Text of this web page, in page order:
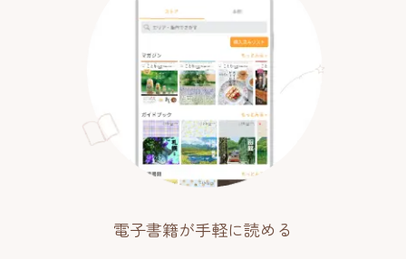
電子書籍が手軽に読める